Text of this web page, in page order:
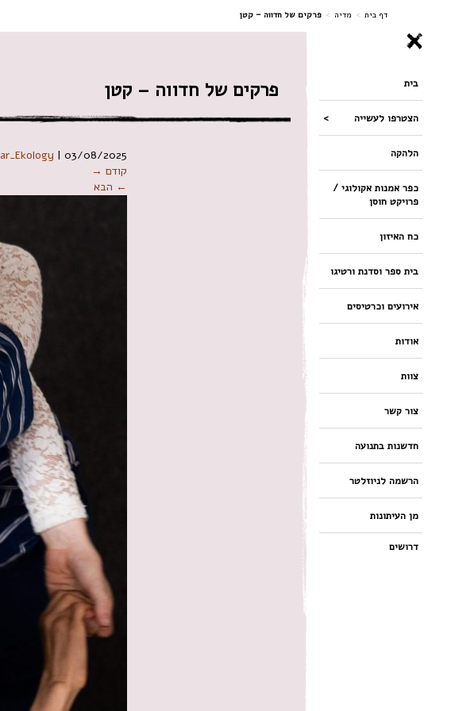
דף בית > מדיה > פרקים של חדווה – קטן
בית
הצטרפו לעשייה
הלהקה
כפר אמנות אקולוגי /
פרויקט חוסן
כח האיזון
בית ספר וסדנת ורטיגו
אירועים וכרטיסים
אודות
צוות
צור קשר
חדשנות בתנועה
הרשמה לניוזלטר
מן העיתונות
דרושים
פרקים של חדווה – קטן
|03/08/2025
קודם →
← הבא